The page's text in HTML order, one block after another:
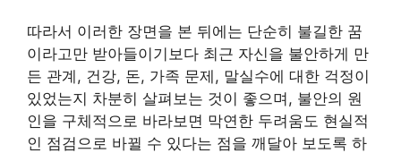
따라서 이러한 장면을 본 뒤에는 단순히 불길한 꿈
이라고만 받아들이기보다 최근 자신을 불안하게 만
든 관계, 건강, 돈, 가족 문제, 말실수에 대한 걱정이
있었는지 차분히 살펴보는 것이 좋으며, 불안의 원
인을 구체적으로 바라보면 막연한 두려움도 현실적
인 점검으로 바뀔 수 있다는 점을 깨달아 보도록 하